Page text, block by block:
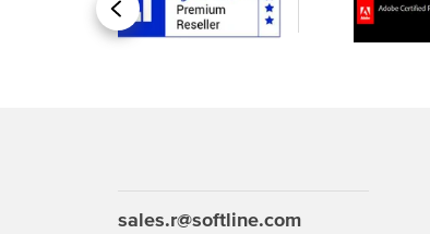
Назад
sales.r@softline.com